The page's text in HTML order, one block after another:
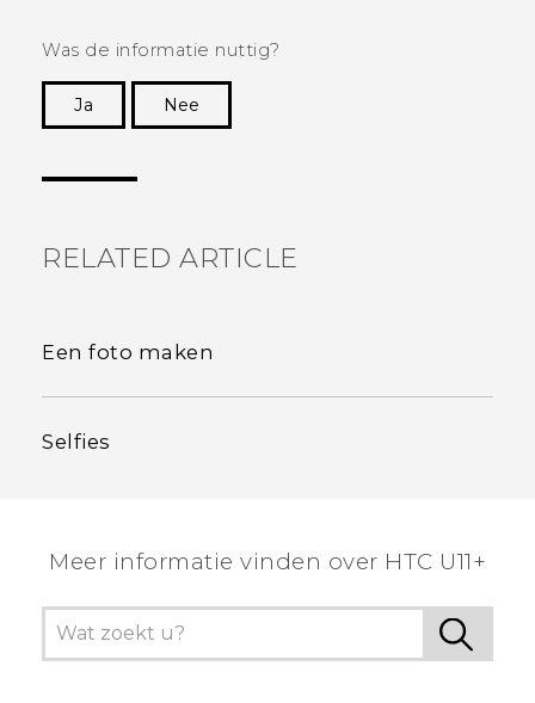
Was de informatie nuttig?
Ja
Nee
RELATED ARTICLE
Een foto maken
Selfies
Meer informatie vinden over HTC U11+